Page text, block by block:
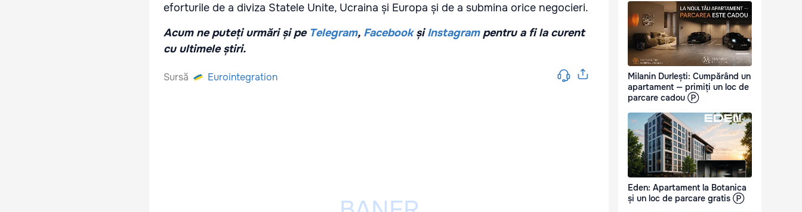
eforturile de a diviza Statele Unite, Ucraina și Europa și de a submina orice negocieri.
Acum ne puteți urmări și pe Telegram, FacebookșiInstagrampentru a fi la curent
cu ultimele știri.
Sursă Eurointegration
Milanin Durlești: Cumpărând un
apartament — primiți un loc de
parcare cadou Ⓟ
Eden: Apartament la Botanica
și un loc de parcare gratis Ⓟ